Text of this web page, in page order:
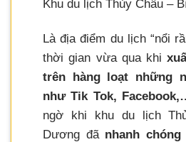
Khu du lịch Thủy Châu –
Là địa điểm du lịch “nổi
thời gian vừa qua khi
trên hàng loạt những
như Tik Tok,
ngờ khi khu du lịch
Dương đã nhanh